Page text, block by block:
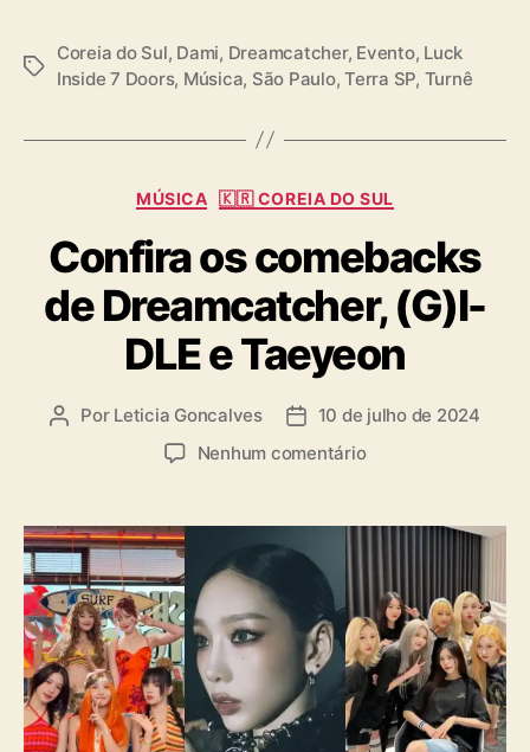
T
s
Coreia do Sul, Dami, Dreamcatcher, Evento, Luck
Inside 7 Doors, Música, São Paulo,Terra SP, Turnê
C
t
e
g
o
r
i
MÚSICA 🇰🇷 COREIA DO SUL
Confira os comebacks
de Dreamcatcher, (G)I-
DLE e Taeyeon
A
r
d
o
p
o
s
t
Por Leticia Goncalves
D
d
e
c
a
10 de julho de 2024
Nenhum comentárioe
o
i
r
a
o
c